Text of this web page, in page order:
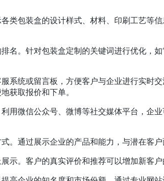
类包装盒的设计样式、材料、印刷工艺等
名。针对包装盒定制的关键词进行优化，
系统或留言板，方便客户与企业进行实时
获取报价和下单。
用微信公众号、微博等社交媒体平台，企
。通过展示企业的产品和能力，与潜在客
示。客户的真实评价和推荐可以增加新客户